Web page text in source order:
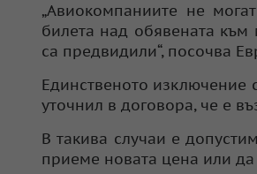
„Авиокомпаниите не
билета над обявената към
са предвидили“, посочва
Единственото изключение
уточнил в договора, че е
В такива случаи е
приеме новата цена или